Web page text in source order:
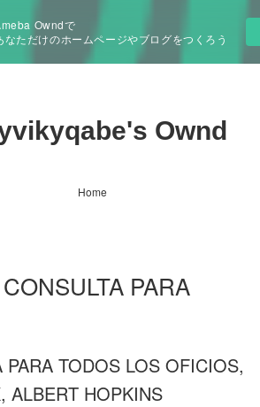
Owndで
なただけのホームページやブログをつくろう
Ownd
Home
PARA
TODOS LOS OFICIOS,
ALBERT HOPKINS